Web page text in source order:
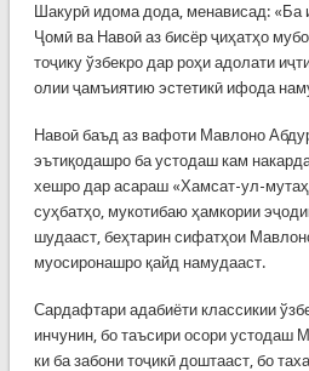
Шакурӣ идома дода, менависад: «Ба
Ҷомӣ ва Навоӣ аз бисёр ҷиҳатҳо
тоҷику ўзбекро дар роҳи адолати
олии ҷамъиятию эстетикӣ ифода
Навоӣ баъд аз вафоти Мавлоно
эътиқодашро ба устодаш кам
хешро дар асараш «Хамсат-ул-
суҳбатҳо, мукотибаю ҳамкории
шудааст, беҳтарин сифатҳои
муосиронашро қайд намудааст.
Сардафтари адабиёти классикии
инчунин, бо таъсири осори устодаш
ки ба забони тоҷикӣ доштааст, бо